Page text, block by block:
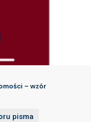
– wzór
pisma